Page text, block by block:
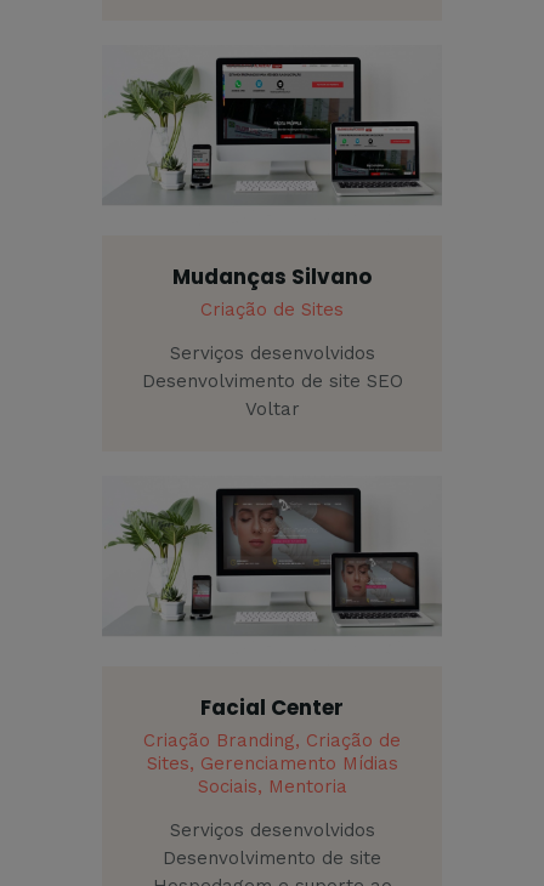
Mudanças Silvano
Criação de Sites
Serviços desenvolvidos
Desenvolvimento de site SEO
Voltar
Facial Center
Criação Branding, Criação de
Sites, Gerenciamento Mídias
Sociais, Mentoria
Serviços desenvolvidos
Desenvolvimento de site